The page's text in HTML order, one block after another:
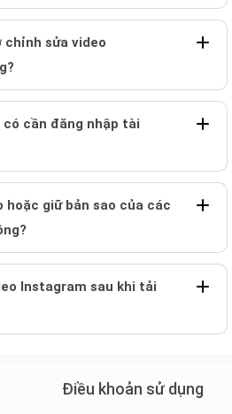
sửa video
cần đăng nhập tài
hoặc giữ bản sao của các
Instagram sau khi tải
Điều khoản sử dụng